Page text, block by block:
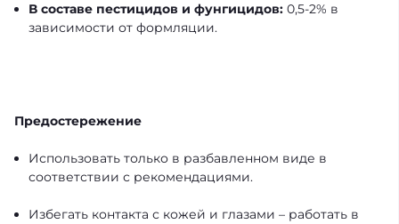
В составе пестицидов и фунгицидов: 0,5-2% в
зависимости от формляции.
Предостережение
Использовать только в разбавленном виде в
соответствии с рекомендациями.
Избегать контакта с кожей и глазами – работать в